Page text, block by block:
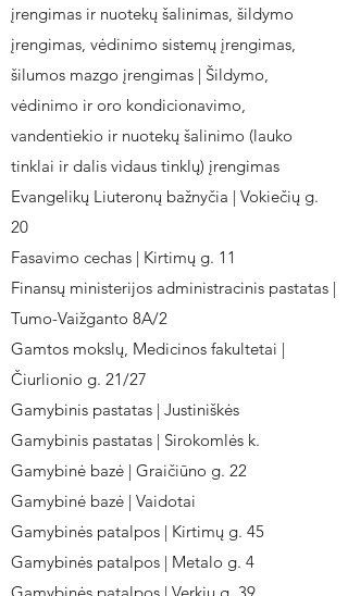
įrengimas ir nuotekų šalinimas, šildymo
įrengimas, vėdinimo sistemų įrengimas,
šilumos mazgo įrengimas | Šildymo,
vėdinimo ir oro kondicionavimo,
vandentiekio ir nuotekų šalinimo (lauko
tinklai ir dalis vidaus tinklų) įrengimas
Evangelikų Liuteronų bažnyčia | Vokiečių g.
20
Fasavimo cechas | Kirtimų g. 11
Finansų ministerijos administracinis pastatas |
Tumo-Vaižganto 8A/2
Gamtos mokslų, Medicinos fakultetai |
Čiurlionio g. 21/27
Gamybinis pastatas | Justiniškės
Gamybinis pastatas | Sirokomlės k.
Gamybinė bazė | Graičiūno g. 22
Gamybinė bazė | Vaidotai
Gamybinės patalpos | Kirtimų g. 45
Gamybinės patalpos | Metalo g. 4